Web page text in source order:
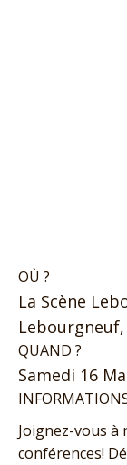
OÙ ?
La Scène
Lebourgneuf,
QUAND ?
Samedi 16
Joignez-vous
conférences!